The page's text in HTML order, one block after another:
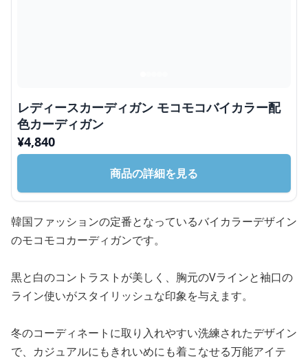
レディースカーディガン モコモコバイカラー配
色カーディガン
¥4,840
商品の詳細を見る
韓国ファッションの定番となっているバイカラーデザイン
のモコモコカーディガンです。
黒と白のコントラストが美しく、胸元のVラインと袖口の
ライン使いがスタイリッシュな印象を与えます。
冬のコーディネートに取り入れやすい洗練されたデザイン
で、カジュアルにもきれいめにも着こなせる万能アイテ